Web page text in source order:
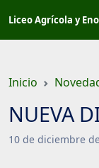
contenido
Liceo Agrícola y
Inicio
NUEVA
10 de diciembre